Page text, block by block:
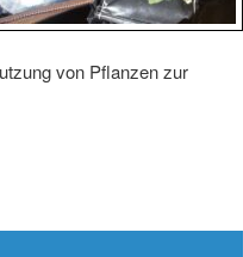
von Pflanzen zur